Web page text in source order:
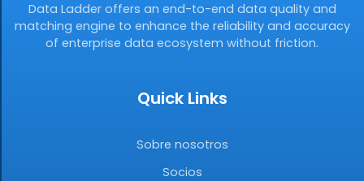
Data Ladder offers an end-to-end data quality and
matching engine to enhance the reliability and accuracy
of enterprise data ecosystem without friction.
Quick Links
Sobre nosotros
Socios